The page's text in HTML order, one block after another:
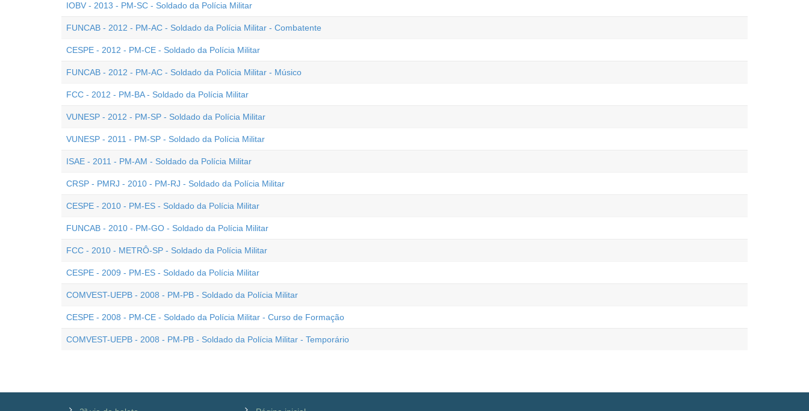
IOBV - 2013 - PM-SC - Soldado da Polícia Militar
FUNCAB - 2012 - PM-AC - Soldado da Polícia Militar - Combatente
CESPE - 2012 - PM-CE - Soldado da Polícia Militar
FUNCAB - 2012 - PM-AC - Soldado da Polícia Militar - Músico
FCC - 2012 - PM-BA - Soldado da Polícia Militar
VUNESP - 2012 - PM-SP - Soldado da Polícia Militar
VUNESP - 2011 - PM-SP - Soldado da Polícia Militar
ISAE - 2011 - PM-AM - Soldado da Polícia Militar
CRSP - PMRJ - 2010 - PM-RJ - Soldado da Polícia Militar
CESPE - 2010 - PM-ES - Soldado da Polícia Militar
FUNCAB - 2010 - PM-GO - Soldado da Polícia Militar
FCC - 2010 - METRÔ-SP - Soldado da Polícia Militar
CESPE - 2009 - PM-ES - Soldado da Polícia Militar
COMVEST-UEPB - 2008 - PM-PB - Soldado da Polícia Militar
CESPE - 2008 - PM-CE - Soldado da Polícia Militar - Curso de Formação
COMVEST-UEPB - 2008 - PM-PB - Soldado da Polícia Militar - Temporário